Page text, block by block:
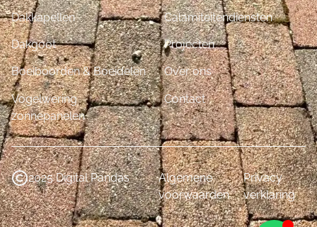
Dakkapellen
Dakgoot
Boeiboorden & Boeidelen
Vogelwering
zonnepanelen
Calamiteitendiensten
Projecten
Over ons
Contact
2025 Digital Pandas
Algemene
voorwaarden
Privacy
verklaring